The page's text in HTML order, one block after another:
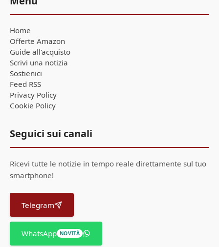
Home
Offerte Amazon
Guide all'acquisto
Scrivi una notizia
Sostienici
Feed RSS
Privacy Policy
Cookie Policy
Seguici sui canali
Ricevi tutte le notizie in tempo reale direttamente sul tuo
smartphone!
Telegram
WhatsApp NOVITÀ